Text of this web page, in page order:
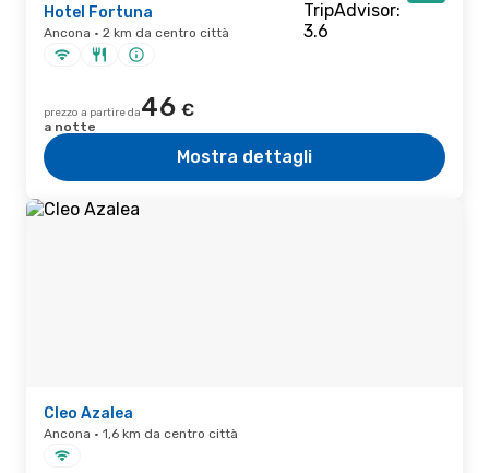
Hotel Fortuna
Ancona · 2 km da centro città
prezzo a partire da46 €
a notte
Mostra dettagli
Cleo Azalea
Ancona · 1,6 km da centro città